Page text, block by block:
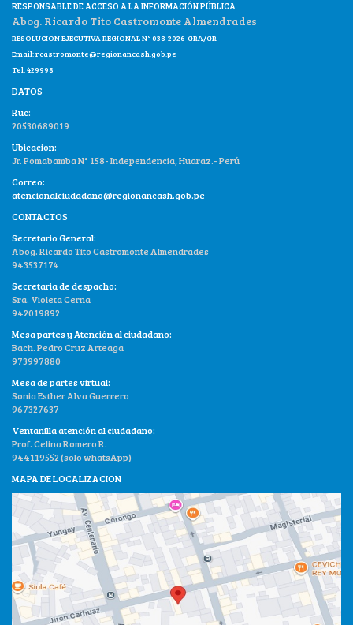
RESPONSABLE DE ACCESO A LA INFORMACIÓN PÚBLICA
Abog. Ricardo Tito Castromonte Almendrades
RESOLUCION EJECUTIVA REGIONAL N° 038-2026-GRA/GR
Email:rcastromonte@regionancash.gob.pe
Tel: 429998
DATOS
Ruc:
20530689019
Ubicacion:
Jr. Pomabamba N° 158- Independencia, Huaraz.- Perú
Correo:
atencionalciudadano@regionancash.gob.pe
CONTACTOS
Secretario General:
Abog. Ricardo Tito Castromonte Almendrades
943537174
Secretaria de despacho:
Sra. Violeta Cerna
942019892
Mesa partes y Atención al ciudadano:
Bach. Pedro Cruz Arteaga
973997880
Mesa de partes virtual:
Sonia Esther Alva Guerrero
967327637
Ventanilla atención al ciudadano:
Prof. Celina Romero R.
944119552 (solo whatsApp)
MAPA DE LOCALIZACION